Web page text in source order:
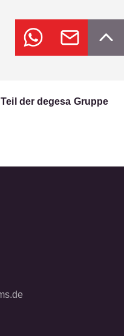
der degesa Gruppe